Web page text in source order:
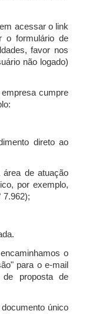
acessar o link
o formulário de
favor nos
não logado)
cumpre
direto ao
de atuação
por exemplo,
7.962);
o
para o e-mail
de proposta de
único